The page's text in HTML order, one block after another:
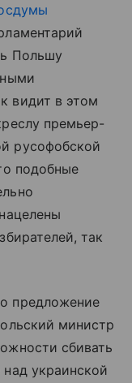
Польшу
видит в этом
премьер-
русофобской
подобные
так
предложение
министр
сбивать
украинской